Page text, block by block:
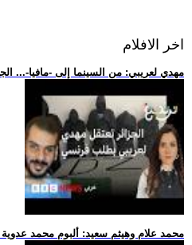
اخر الافلام
.. مهدي لعريبي: من السينما إلى -مافيا-...
.. محمد علام وهيثم سعيد: ألبوم محمد عدوية